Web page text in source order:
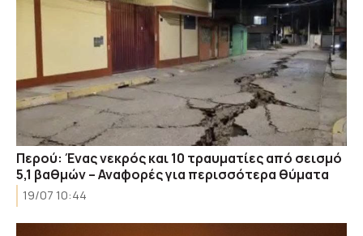
Περού: Ένας νεκρός και 10 τραυματίες από σεισμό
5,1 βαθμών – Αναφορές για περισσότερα θύματα
19/07 10:44